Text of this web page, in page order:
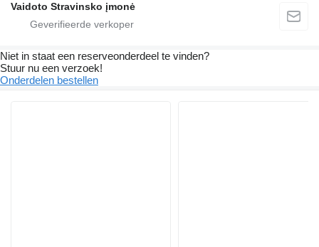
Vaidoto Stravinsko įmonė
Niet in staat een reserveonderdeel te vinden?
Stuur nu een verzoek!
Onderdelen bestellen